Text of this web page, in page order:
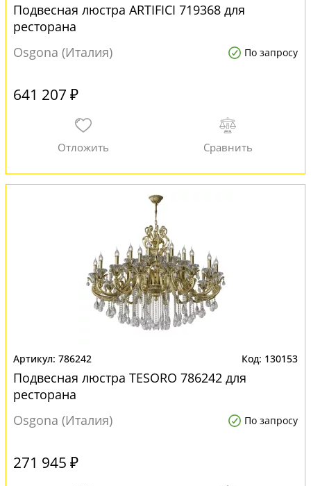
Подвесная люстра ARTIFICI 719368 для
ресторана
Osgona (Италия)
По запросу
641 207 ₽
786242 130153
Подвесная люстра TESORO 786242 для
ресторана
Osgona (Италия)
По запросу
271 945 ₽